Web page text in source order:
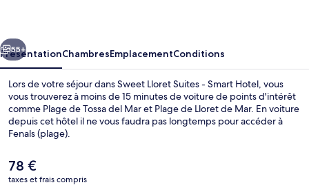
Smart
Hotel
Suivant
55+
PrésentationChambresEmplacementConditions
Lors de votre séjour dans Sweet Lloret Suites - Smart Hotel, vous
vous trouverez à moins de 15 minutes de voiture de points d'intérêt
comme Plage de Tossa del Mar et Plage de Lloret de Mar. En voiture
depuis cet hôtel il ne vous faudra pas longtemps pour accéder à
Fenals (plage).
Le
prix
78 €
taxes et frais compris